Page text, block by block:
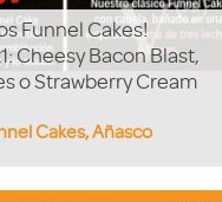
Funnel Cakes!
Cheesy Bacon Blast,
o Strawberry Cream
Cakes, Añasco